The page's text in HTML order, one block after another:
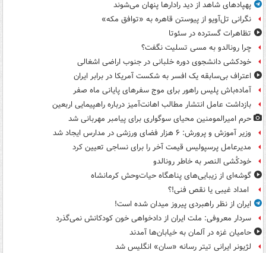
پهپادهای شاهد از دید رادارها پنهان می‌شوند
نگرانی تل‌آویو از پیوستن قاهره به «توافق مکه»
تظاهرات گسترده در سئوتا
چرا رونالدو به مسی تسلیت نگفت؟
خودکشی دانشجوی دوره خلبانی در جنوب اراضی اشغالی
اعتراف بی‌سابقه یک افسر به شکست آمریکا در برابر ایران
آماده‌باش پلیس راهور برای موج سفرهای پایانی ماه صفر
بازداشت عامل انتشار مطالب اهانت‌آمیز درباره راهپیمایی اربعین
حرم امیرالمومنین محیای سوگواری برای پیامبر مهربانی شد
وزیر آموزش و پرورش: ۶ هزار فضای ورزشی در مدارس ایجاد شد
مدیرعامل پرسپولیس قیمت آخر را برای نساجی تعیین کرد
خودکُشی النصر به خاطر رونالدو
گوشه‌ای از زیبایی‌های پناهگاه‌ حیات‌وحش کرمانشاه
امداد غیبی یا نقص فنی!؟
ایران از نظر راهبردی پیروز میدان شده است!
سردار معروفی: ملت ایران از دادخواهی خون کودکانش نمی‌گذرد
حامیان غزه در آلمان به خیابان‌ها آمدند
لژیونر ایرانی تیتر رسانه «سان» انگلیس شد